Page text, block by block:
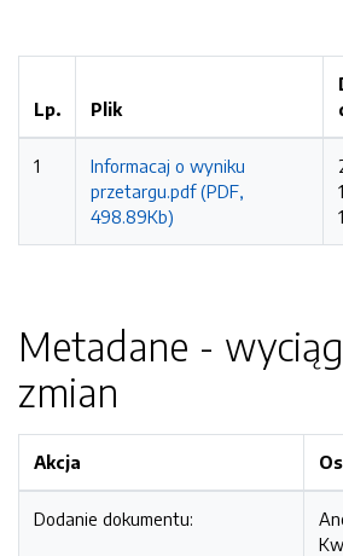
Lp. Plik
1
Informacaj o wyniku
przetargu.pdf (PDF,
498.89Kb)
Metadane -
zmian
Akcja
Dodanie dokumentu: